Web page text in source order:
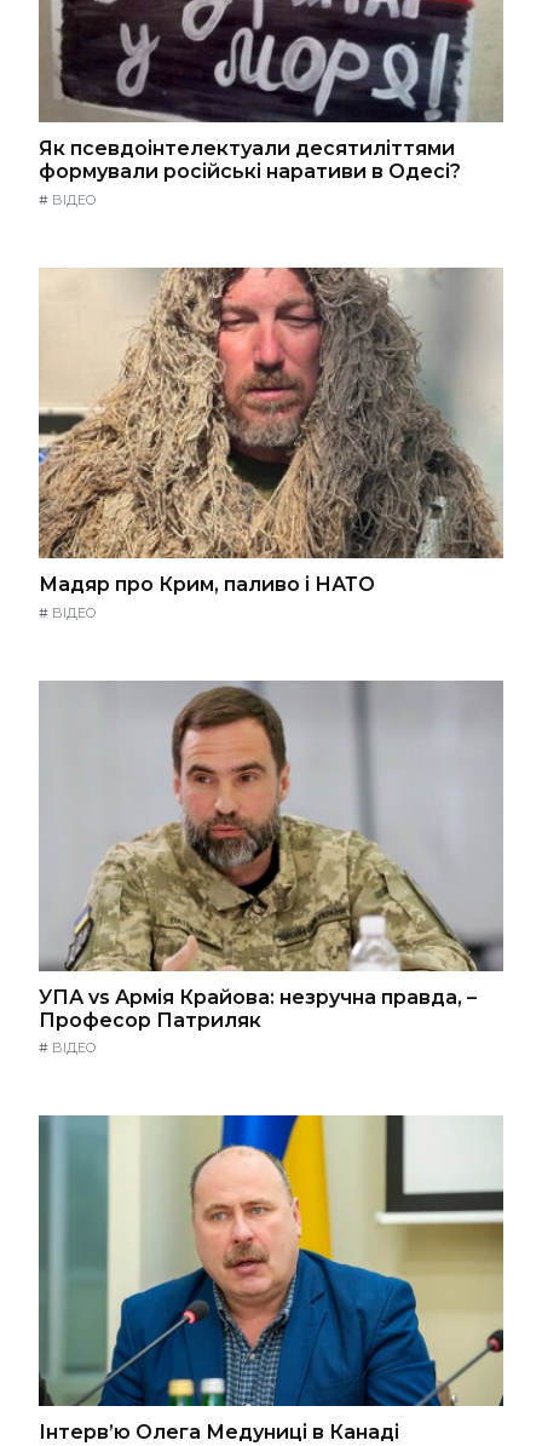
Як псевдоінтелектуали десятиліттями
формували російські наративи в Одесі?
# ВІДЕО
Мадяр про Крим, паливо і НАТО
# ВІДЕО
УПА vs Армія Крайова: незручна правда, –
Професор Патриляк
# ВІДЕО
Інтерв’ю Олега Медуниці в Канаді